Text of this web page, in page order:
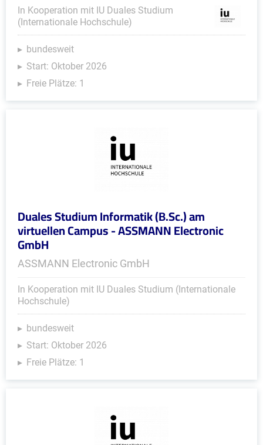
In Kooperation mit IU Duales Studium
(Internationale Hochschule)
bundesweit
Start: Oktober 2026
Freie Plätze: 1
Duales Studium Informatik (B.Sc.) am
virtuellen Campus - ASSMANN Electronic
GmbH
ASSMANN Electronic GmbH
In Kooperation mit IU Duales Studium (Internationale
Hochschule)
bundesweit
Start: Oktober 2026
Freie Plätze: 1